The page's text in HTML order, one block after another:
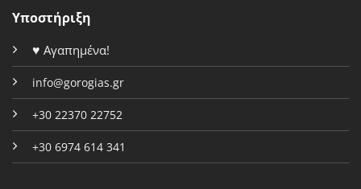
Υποστήριξη
♥ Αγαπημένα!
info@gorogias.gr
+30 22370 22752
+30 6974 614 341